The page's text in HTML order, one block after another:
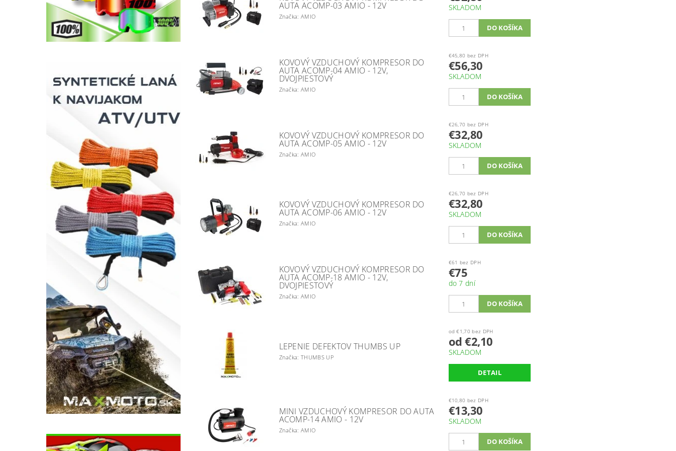
AUTA ACOMP-03 AMIO - 12V
Značka: AMIO
SKLADOM
KOVOVÝ VZDUCHOVÝ KOMPRESOR DO
AUTA ACOMP-04 AMIO - 12V,
DVOJPIESTOVÝ
Značka: AMIO
€45,80 bez DPH
€56,30
SKLADOM
KOVOVÝ VZDUCHOVÝ KOMPRESOR DO
AUTA ACOMP-05 AMIO - 12V
Značka: AMIO
€26,70 bez DPH
€32,80
SKLADOM
KOVOVÝ VZDUCHOVÝ KOMPRESOR DO
AUTA ACOMP-06 AMIO - 12V
Značka: AMIO
€26,70 bez DPH
€32,80
SKLADOM
KOVOVÝ VZDUCHOVÝ KOMPRESOR DO
AUTA ACOMP-18 AMIO - 12V,
DVOJPIESTOVÝ
Značka: AMIO
€61 bez DPH
€75
do 7 dní
LEPENIE DEFEKTOV THUMBS UP
Značka: THUMBS UP
od €1,70 bez DPH
od €2,10
SKLADOM
DETAIL
MINI VZDUCHOVÝ KOMPRESOR DO AUTA
ACOMP-14 AMIO - 12V
Značka: AMIO
€10,80 bez DPH
€13,30
SKLADOM